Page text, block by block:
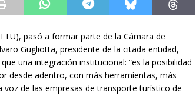
pasó a formar parte de la Cámara de
Gugliotta, presidente de la citada entidad,
una integración institucional: “es la posibilidad
desde adentro, con más herramientas, más
de las empresas de transporte turístico de